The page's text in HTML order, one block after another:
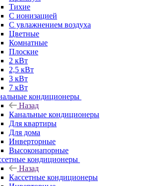
Тихие
С ионизацией
С увлажнением воздуха
Цветные
Комнатные
Плоские
2 кВт
2,5 кВт
3 кВт
7 кВт
кондиционеры
Назад
Канальные кондиционеры
Для квартиры
Для дома
Инверторные
Высоконапорные
кондиционеры
Назад
Кассетные кондиционеры